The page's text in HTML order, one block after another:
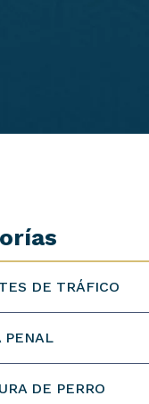
DE TRÁFICO
PENAL
DE PERRO